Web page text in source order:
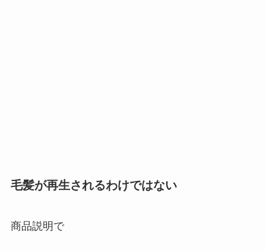
毛髪が再生されるわけではない
商品説明で